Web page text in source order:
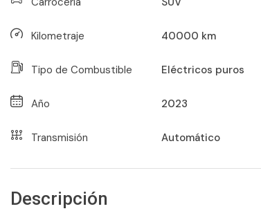
Kilometraje 40000 km
Tipo de Combustible Eléctricos puros
Año 2023
Transmisión Automático
Descripción